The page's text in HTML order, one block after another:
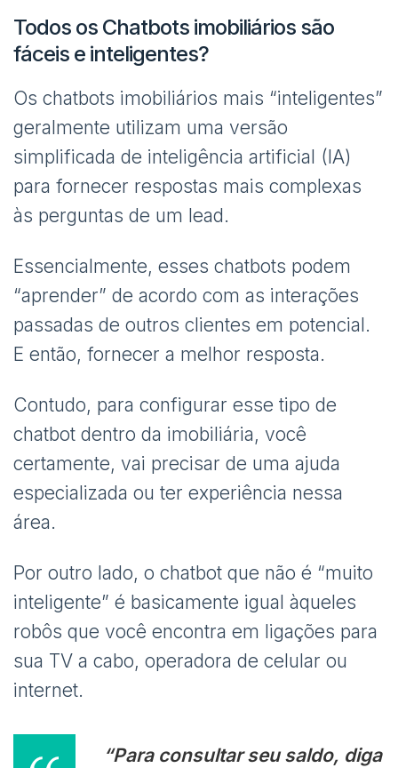
Todos os Chatbots imobiliários são
fáceis e inteligentes?
Os chatbots imobiliários mais “inteligentes”
geralmente utilizam uma versão
simplificada de inteligência artificial (IA)
para fornecer respostas mais complexas
às perguntas de um lead.
Essencialmente, esses chatbots podem
“aprender” de acordo com as interações
passadas de outros clientes em potencial.
E então, fornecer a melhor resposta.
Contudo, para configurar esse tipo de
chatbot dentro da imobiliária, você
certamente, vai precisar de uma ajuda
especializada ou ter experiência nessa
área.
Por outro lado, o chatbot que não é “muito
inteligente” é basicamente igual àqueles
robôs que você encontra em ligações para
sua TV a cabo, operadora de celular ou
internet.
“Para consultar seu saldo, diga